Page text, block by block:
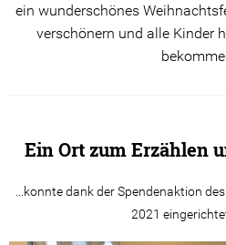
Intern
ein wunderschönes
verschönern und alle Kinder
Ein Ort zum Erzählen
...konnte dank der Spendenaktion
2021